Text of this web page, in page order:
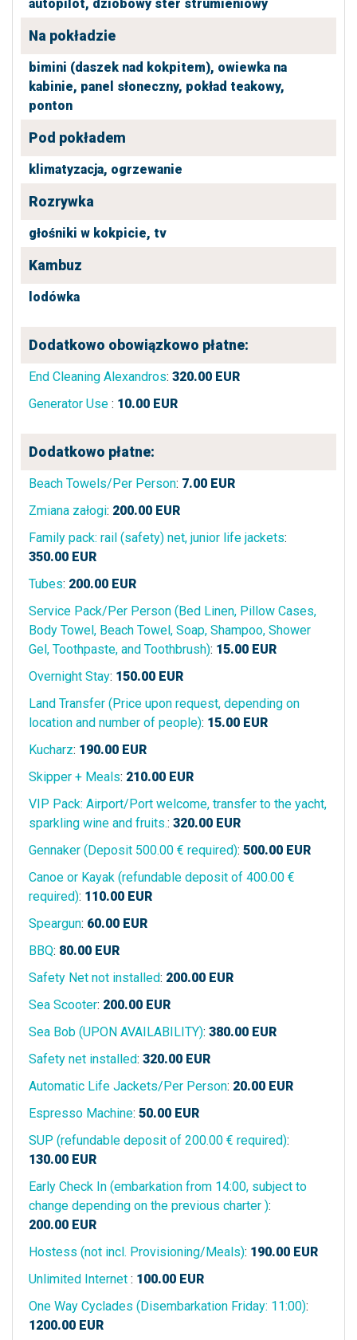
autopilot, dziobowy ster strumieniowy
Na pokładzie
bimini (daszek nad kokpitem), owiewka na
kabinie, panel słoneczny, pokład teakowy,
ponton
Pod pokładem
klimatyzacja, ogrzewanie
Rozrywka
głośniki w kokpicie, tv
Kambuz
lodówka
Dodatkowo obowiązkowo płatne:
End Cleaning Alexandros: 320.00 EUR
Generator Use : 10.00 EUR
Dodatkowo płatne:
Beach Towels/Per Person: 7.00 EUR
Zmiana załogi: 200.00 EUR
Family pack: rail (safety) net, junior life jackets:
350.00 EUR
Tubes: 200.00 EUR
Service Pack/Per Person (Bed Linen, Pillow Cases,
Body Towel, Beach Towel, Soap, Shampoo, Shower
Gel, Toothpaste, and Toothbrush): 15.00 EUR
Overnight Stay: 150.00 EUR
Land Transfer (Price upon request, depending on
location and number of people): 15.00 EUR
Kucharz: 190.00 EUR
Skipper + Meals: 210.00 EUR
VIP Pack: Airport/Port welcome, transfer to the yacht,
sparkling wine and fruits.: 320.00 EUR
Gennaker (Deposit 500.00 € required): 500.00 EUR
Canoe or Kayak (refundable deposit of 400.00 €
required): 110.00 EUR
Speargun: 60.00 EUR
BBQ: 80.00 EUR
Safety Net not installed: 200.00 EUR
Sea Scooter: 200.00 EUR
Sea Bob (UPON AVAILABILITY): 380.00 EUR
Safety net installed: 320.00 EUR
Automatic Life Jackets/Per Person: 20.00 EUR
Espresso Machine: 50.00 EUR
SUP (refundable deposit of 200.00 € required):
130.00 EUR
Early Check In (embarkation from 14:00, subject to
change depending on the previous charter ):
200.00 EUR
Hostess (not incl. Provisioning/Meals): 190.00 EUR
Unlimited Internet : 100.00 EUR
One Way Cyclades (Disembarkation Friday: 11:00):
1200.00 EUR